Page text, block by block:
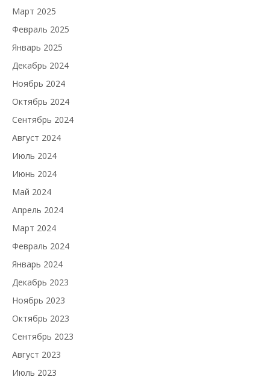
Март 2025
Февраль 2025
Январь 2025
Декабрь 2024
Ноябрь 2024
Октябрь 2024
Сентябрь 2024
Август 2024
Июль 2024
Июнь 2024
Май 2024
Апрель 2024
Март 2024
Февраль 2024
Январь 2024
Декабрь 2023
Ноябрь 2023
Октябрь 2023
Сентябрь 2023
Август 2023
Июль 2023